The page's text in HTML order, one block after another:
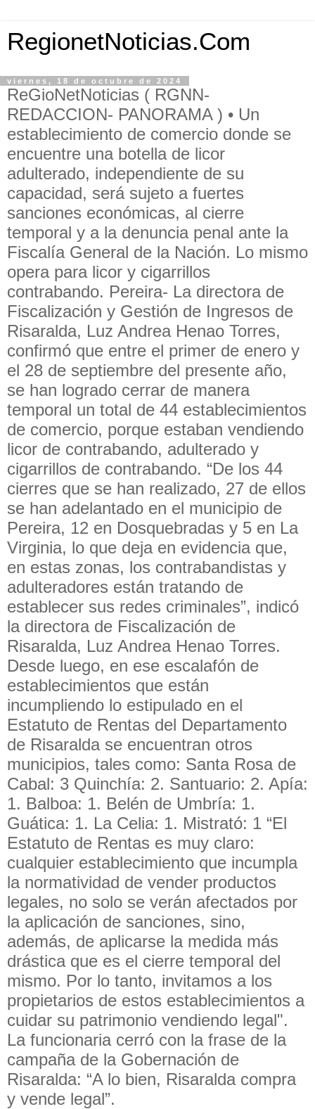
RegionetNoticias.Com
viernes, 18 de octubre de 2024
ReGioNetNoticias ( RGNN-
REDACCION- PANORAMA ) • Un
establecimiento de comercio donde se
encuentre una botella de licor
adulterado, independiente de su
capacidad, será sujeto a fuertes
sanciones económicas, al cierre
temporal y a la denuncia penal ante la
Fiscalía General de la Nación. Lo mismo
opera para licor y cigarrillos
contrabando. Pereira- La directora de
Fiscalización y Gestión de Ingresos de
Risaralda, Luz Andrea Henao Torres,
confirmó que entre el primer de enero y
el 28 de septiembre del presente año,
se han logrado cerrar de manera
temporal un total de 44 establecimientos
de comercio, porque estaban vendiendo
licor de contrabando, adulterado y
cigarrillos de contrabando. “De los 44
cierres que se han realizado, 27 de ellos
se han adelantado en el municipio de
Pereira, 12 en Dosquebradas y 5 en La
Virginia, lo que deja en evidencia que,
en estas zonas, los contrabandistas y
adulteradores están tratando de
establecer sus redes criminales”, indicó
la directora de Fiscalización de
Risaralda, Luz Andrea Henao Torres.
Desde luego, en ese escalafón de
establecimientos que están
incumpliendo lo estipulado en el
Estatuto de Rentas del Departamento
de Risaralda se encuentran otros
municipios, tales como: Santa Rosa de
Cabal: 3 Quinchía: 2. Santuario: 2. Apía:
1. Balboa: 1. Belén de Umbría: 1.
Guática: 1. La Celia: 1. Mistrató: 1 “El
Estatuto de Rentas es muy claro:
cualquier establecimiento que incumpla
la normatividad de vender productos
legales, no solo se verán afectados por
la aplicación de sanciones, sino,
además, de aplicarse la medida más
drástica que es el cierre temporal del
mismo. Por lo tanto, invitamos a los
propietarios de estos establecimientos a
cuidar su patrimonio vendiendo legal".
La funcionaria cerró con la frase de la
campaña de la Gobernación de
Risaralda: “A lo bien, Risaralda compra
y vende legal”.